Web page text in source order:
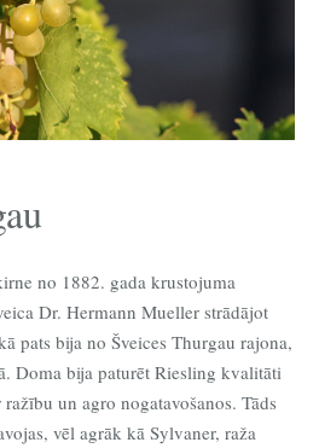
no 1882. gada krustojuma
Dr. Hermann Mueller strādājot
pats bija no Šveices Thurgau rajona,
Doma bija paturēt Riesling kvalitāti
un agro nogatavošanos. Tāds
vēl agrāk kā Sylvaner, raža